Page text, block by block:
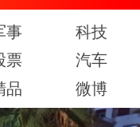
事 科技
票 汽车
品 微博